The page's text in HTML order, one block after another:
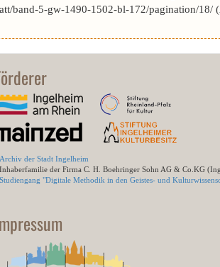
band-5-gw-1490-1502-bl-172/pagination/18/
Archiv der Stadt Ingelheim
der Firma C. H. Boehringer Sohn AG & Co.KG
Studiengang "Digitale Methodik in den Geistes- und